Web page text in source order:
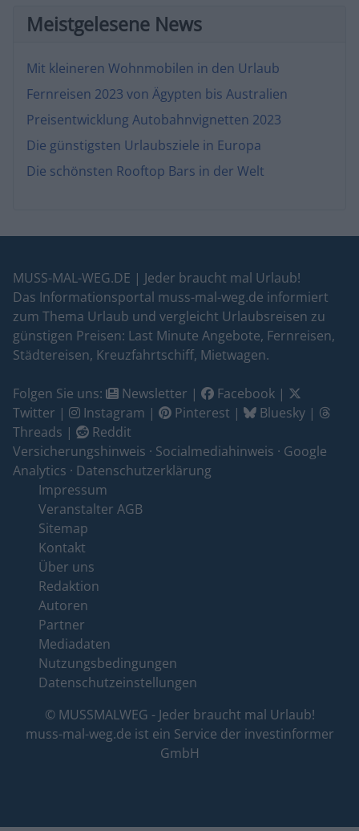
Meistgelesene News
Mit kleineren Wohnmobilen in den Urlaub
Fernreisen 2023 von Ägypten bis Australien
Preisentwicklung Autobahnvignetten 2023
Die günstigsten Urlaubsziele in Europa
Die schönsten Rooftop Bars in der Welt
MUSS-MAL-WEG.DE | Jeder braucht mal Urlaub!
Das Informationsportal muss-mal-weg.de informiert
zum Thema Urlaub und vergleicht Urlaubsreisen zu
günstigen Preisen: Last Minute Angebote, Fernreisen,
Städtereisen, Kreuzfahrtschiff, Mietwagen.
Folgen Sie uns: Newsletter | Facebook |
Twitter | Instagram | Pinterest | Bluesky |
Threads |
Reddit
Versicherungshinweis · Socialmediahinweis · Google
Analytics · Datenschutzerklärung
Impressum
Veranstalter AGB
Sitemap
Kontakt
Über uns
Redaktion
Autoren
Partner
Mediadaten
Nutzungsbedingungen
Datenschutzeinstellungen
© MUSSMALWEG - Jeder braucht mal Urlaub!
muss-mal-weg.de ist ein Service der investinformer
GmbH